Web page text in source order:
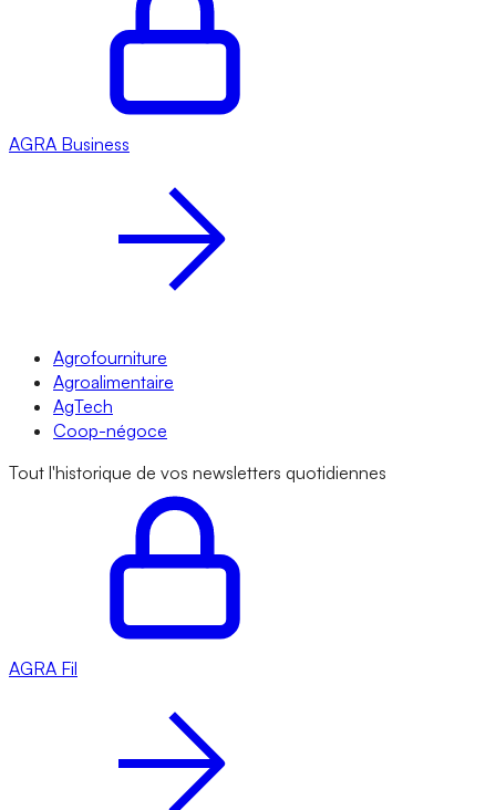
AGRA Business
Agrofourniture
Agroalimentaire
AgTech
Coop-négoce
Tout l'historique de vos newsletters quotidiennes
AGRA Fil